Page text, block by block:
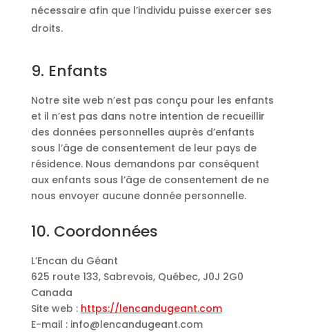
nécessaire afin que l’individu puisse exercer ses
droits.
9. Enfants
Notre site web n’est pas conçu pour les enfants
et il n’est pas dans notre intention de recueillir
des données personnelles auprès d’enfants
sous l’âge de consentement de leur pays de
résidence. Nous demandons par conséquent
aux enfants sous l’âge de consentement de ne
nous envoyer aucune donnée personnelle.
10. Coordonnées
L’Encan du Géant
625 route 133, Sabrevois, Québec, J0J 2G0
Canada
Site web : https://lencandugeant.com
E-mail : info@lencandugeant.com